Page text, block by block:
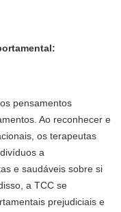
pensamentos
Ao reconhecer e
os terapeutas
a
e saudáveis sobre si
a TCC se
prejudiciais e